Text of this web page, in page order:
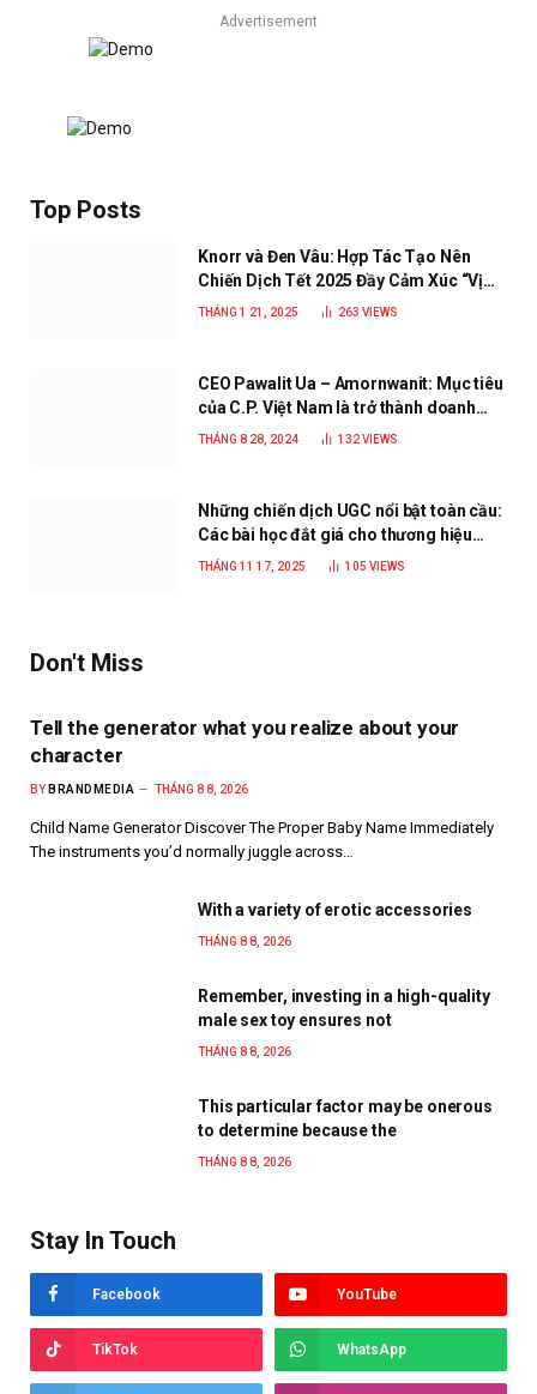
Advertisement
Top Posts
Knorr và Đen Vâu: Hợp Tác Tạo Nên
Chiến Dịch Tết 2025 Đầy Cảm Xúc “Vị
Nhà”
THÁNG 1 21, 2025 263 VIEWS
CEO Pawalit Ua – Amornwanit: Mục tiêu
của C.P. Việt Nam là trở thành doanh
nghiệp xanh, phát triển bền vững
THÁNG 8 28, 2024 132VIEWS
Những chiến dịch UGC nổi bật toàn cầu:
Các bài học đắt giá cho thương hiệu
năm 2025
THÁNG 11 17, 2025 105 VIEWS
Don't Miss
Tell the generator what you realize about your
character
BY BRANDMEDIA THÁNG 8 8, 2026
Child Name Generator Discover The Proper Baby Name Immediately
The instruments you’d normally juggle across…
With a variety of erotic accessories
THÁNG 8 8, 2026
Remember, investing in a high-quality
male sex toy ensures not
THÁNG 8 8, 2026
This particular factor may be onerous
to determine because the
THÁNG 8 8, 2026
Stay In Touch
Facebook YouTube
TikTok WhatsApp